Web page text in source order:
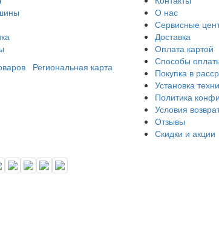
Региональная карта
О нас
Сервисные
Доставка
Оплата картой
Способы
Покупка в
Установка
Политика
Условия
Отзывы
Скидки и акции